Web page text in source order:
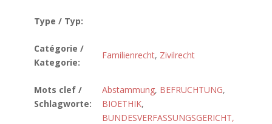
Type / Typ:
Catégorie /
Kategorie:
Familienrecht, Zivilrecht
Mots clef /
Schlagworte:
Abstammung, BEFRUCHTUNG,
BIOETHIK,
BUNDESVERFASSUNGSGERICHT,